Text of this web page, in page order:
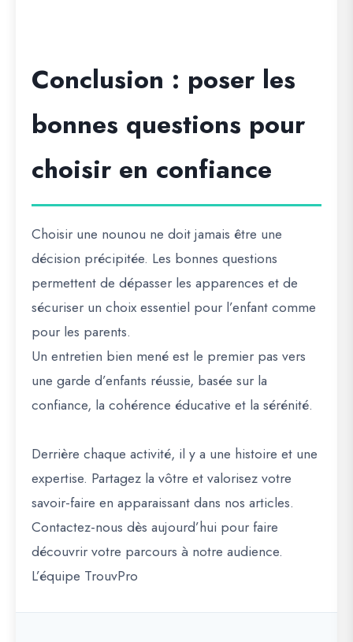
Conclusion : poser les
bonnes questions pour
choisir en confiance
Choisir une nounou ne doit jamais être une
décision précipitée. Les bonnes questions
permettent de dépasser les apparences et de
sécuriser un choix essentiel pour l’enfant comme
pour les parents.
Un entretien bien mené est le premier pas vers
une garde d’enfants réussie, basée sur la
confiance, la cohérence éducative et la sérénité.
Derrière chaque activité, il y a une histoire et une
expertise. Partagez la vôtre et valorisez votre
savoir-faire en apparaissant dans nos articles.
Contactez-nous dès aujourd’hui pour faire
découvrir votre parcours à notre audience.
L’équipe TrouvPro